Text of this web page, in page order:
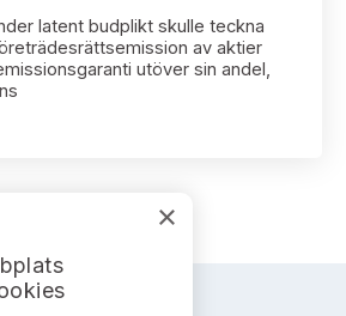
efter publiceringsdatum
sorterade årsvis
latent budplikt skulle teckna
av aktier
utöver sin andel,
×